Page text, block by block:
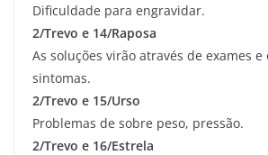
Dificuldade para engravidar.
2/Trevo e 14/Raposa
As soluções virão através de exames e
sintomas.
2/Trevo e 15/Urso
Problemas de sobre peso, pressão.
2/Trevo e 16/Estrela